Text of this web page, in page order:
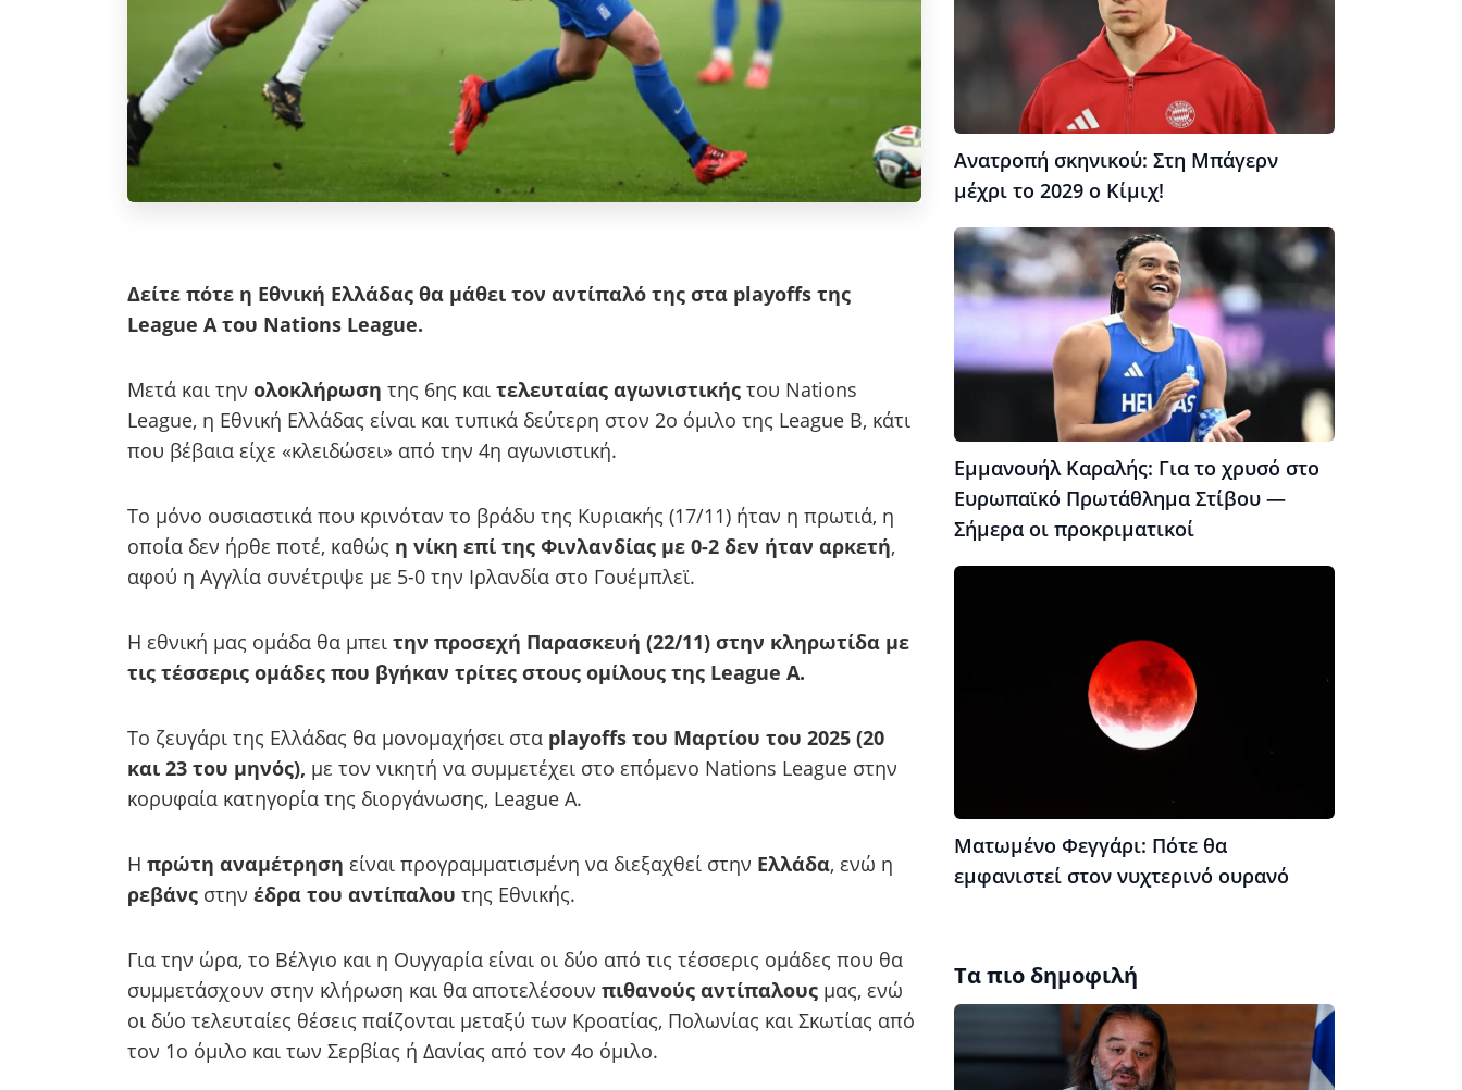
Δείτε πότε η Εθνική Ελλάδας θα μάθει τον αντίπαλό της στα playoffs της
League A του Nations League.
Μετά και την ολοκλήρωση της 6ης και τελευταίας αγωνιστικής του Nations
League, η Εθνική Ελλάδας είναι και τυπικά δεύτερη στον 2ο όμιλο της League B, κάτι
που βέβαια είχε «κλειδώσει» από την 4η αγωνιστική.
Το μόνο ουσιαστικά που κρινόταν το βράδυ της Κυριακής (17/11) ήταν η πρωτιά, η
οποία δεν ήρθε ποτέ, καθώς η νίκη επί της Φινλανδίας με 0-2 δεν ήταν αρκετή,
αφού η Αγγλία συνέτριψε με 5-0 την Ιρλανδία στο Γουέμπλεϊ.
Η εθνική μας ομάδα θα μπει την προσεχή Παρασκευή (22/11) στην κληρωτίδα με
τις τέσσερις ομάδες που βγήκαν τρίτες στους ομίλους της League A.
Το ζευγάρι της Ελλάδας θα μονομαχήσει στα playoffs του Μαρτίου του 2025 (20
και 23 του μηνός), με τον νικητή να συμμετέχει στο επόμενο Nations League στην
κορυφαία κατηγορία της διοργάνωσης, League A.
Η πρώτη αναμέτρηση είναι προγραμματισμένη να διεξαχθεί στην Ελλάδα, ενώ η
ρεβάνς στην έδρα του αντίπαλου της Εθνικής.
Για την ώρα, το Βέλγιο και η Ουγγαρία είναι οι δύο από τις τέσσερις ομάδες που θα
συμμετάσχουν στην κλήρωση και θα αποτελέσουν πιθανούς αντίπαλους μας, ενώ
οι δύο τελευταίες θέσεις παίζονται μεταξύ των Κροατίας, Πολωνίας και Σκωτίας από
τον 1ο όμιλο και των Σερβίας ή Δανίας από τον 4ο όμιλο.
Ανατροπή σκηνικού: Στη Μπάγερν
μέχρι το 2029 ο Κίμιχ!
Εμμανουήλ Καραλής: Για το χρυσό στο
Ευρωπαϊκό Πρωτάθλημα Στίβου —
Σήμερα οι προκριματικοί
Ματωμένο Φεγγάρι: Πότε θα
εμφανιστεί στον νυχτερινό ουρανό
Τα πιο δημοφιλή